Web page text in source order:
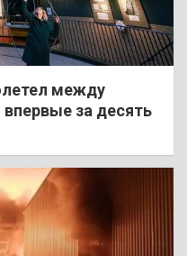
между
за десять